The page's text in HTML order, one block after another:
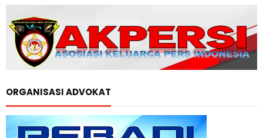
ORGANISASI ADVOKAT